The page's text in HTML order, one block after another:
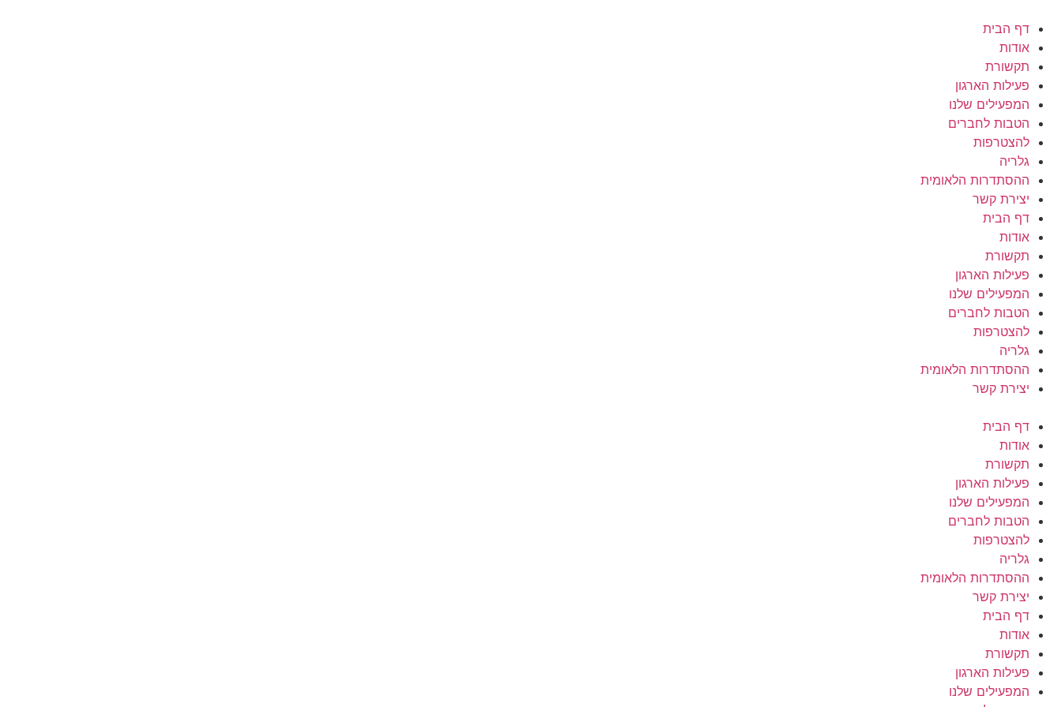
לתוכן דף הבית
אודות
תקשורת
פעילות הארגון
המפעילים שלנו
הטבות לחברים
להצטרפות
גלריה
ההסתדרות הלאומית
יצירת קשר
דף הבית
אודות
תקשורת
פעילות הארגון
המפעילים שלנו
הטבות לחברים
להצטרפות
גלריה
ההסתדרות הלאומית
יצירת קשר
דף הבית
אודות
תקשורת
פעילות הארגון
המפעילים שלנו
הטבות לחברים
להצטרפות
גלריה
ההסתדרות הלאומית
יצירת קשר
דף הבית
אודות
תקשורת
פעילות הארגון
המפעילים שלנו